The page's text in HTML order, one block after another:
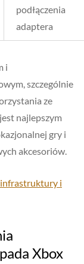
podłączenia
adaptera
i
szczególnie
ze
najlepszym
gry i
akcesoriów.
infrastruktury i
Xbox